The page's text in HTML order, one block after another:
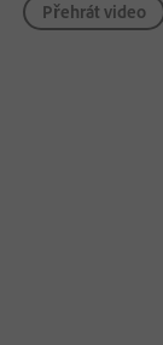
Přehrát video